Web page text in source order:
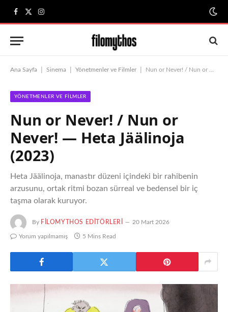
Facebook
X
(Twitter)
Instagram
Ana Sayfa Sinema Yönetmenler ve Filmler Nun or Never! / Nun or Never! — Heta Jäälinoja (2023)
YÖNETMENLER VE FILMLER
Nun or Never! / Nun or
Never! — Heta Jäälinoja
(2023)
Heta Jäälinoja, manastır düzeni içindeki bir rahibenin
arzusunu, ortak ritmi bozan sürreal ve bedensel bir iç
taşma olarak kuruyor.
By FILOMYTHOS EDITÖRLERI 20 Mart 2026
Yorum yapılmamış 5 Mins Read